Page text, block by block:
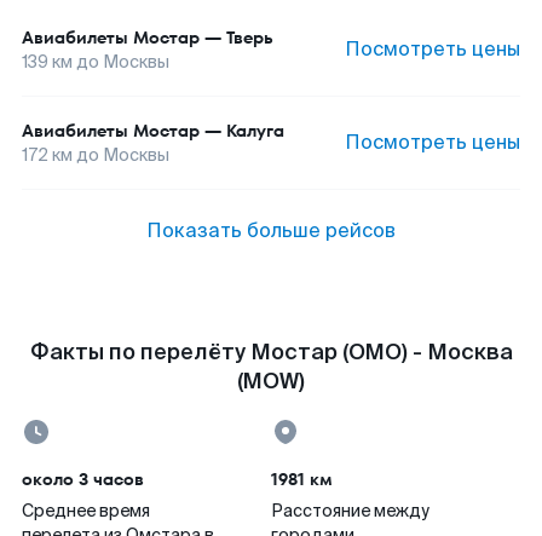
Авиабилеты Мостар — Тверь
139 км до Москвы Посмотреть цены
Авиабилеты Мостар — Калуга
172 км до Москвы Посмотреть цены
Показать больше рейсов
Факты по перелёту Мостар (OMO) - Москва
(MOW)
около 3 часов
Среднее время
1981 км
Расстояние между